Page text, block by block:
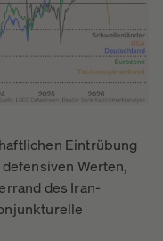
Eintrübung
Werten,
des Iran-